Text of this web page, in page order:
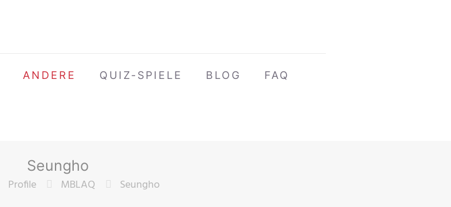
ANDERE QUIZ-SPIELE BLOG FAQ
Seungho
Profile MBLAQ Seungho